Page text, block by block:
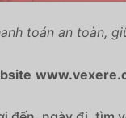
toán an toàn,